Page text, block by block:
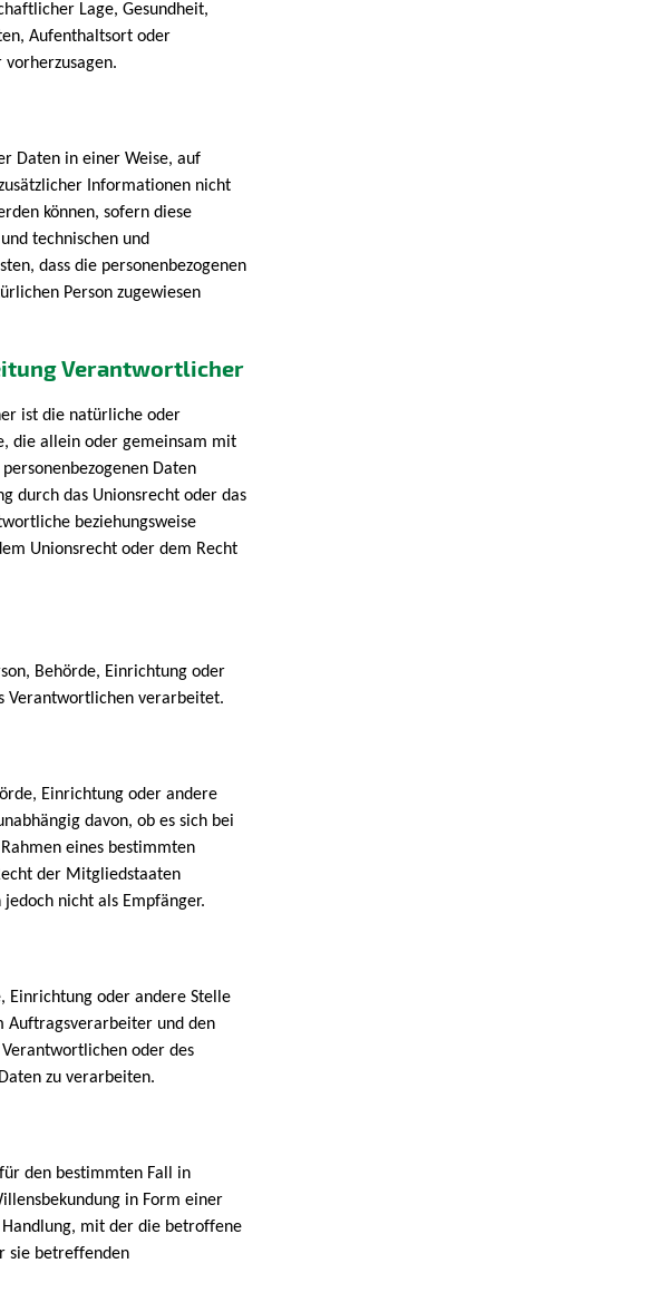
Lage, Gesundheit,
Aufenthaltsort oder
Daten in einer Weise, auf
Informationen nicht
können, sofern diese
technischen und
dass die personenbezogenen
Person zugewiesen
Verantwortlicher
ist die natürliche oder
die allein oder gemeinsam mit
Daten
durch das Unionsrecht oder das
beziehungsweise
Unionsrecht oder dem Recht
Behörde, Einrichtung oder
Verantwortlichen verarbeitet.
Einrichtung oder andere
davon, ob es sich bei
eines bestimmten
der Mitgliedstaaten
nicht als Empfänger.
Einrichtung oder andere Stelle
Auftragsverarbeiter und den
oder des
zu verarbeiten.
den bestimmten Fall in
in Form einer
mit der die betroffene
sie betreffenden